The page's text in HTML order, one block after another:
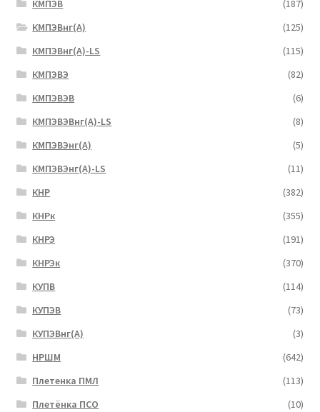
КМПЭВ
(187)
КМПЭВнг(А)
(125)
КМПЭВнг(А)-LS
(115)
КМПЭВЭ
(82)
КМПЭВЭВ
(6)
КМПЭВЭВнг(А)-LS
(8)
КМПЭВЭнг(А)
(5)
КМПЭВЭнг(А)-LS
(11)
КНР
(382)
КНРк
(355)
КНРЭ
(191)
КНРЭк
(370)
КУПВ
(114)
КУПЭВ
(73)
КУПЭВнг(А)
(3)
НРШМ
(642)
Плетенка ПМЛ
(113)
Плетёнка ПСО
(10)